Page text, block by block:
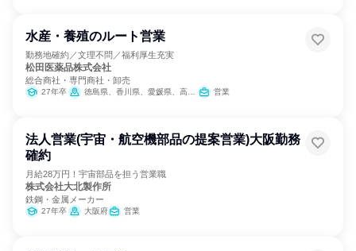
水産・養殖のルート営業
勤務地確約／文理不問／福利厚生充実
松田医薬品株式会社
総合商社・専門商社・卸売
27年卒 徳島県、香川県、愛媛県、高知県、宮崎県 営業
法人営業(宇宙・航空機部品の提案営業)大阪勤務
確約
月給28万円！宇宙部品を担う営業職
株式会社大北製作所
鉄鋼・金属メーカー
27年卒 大阪府 営業